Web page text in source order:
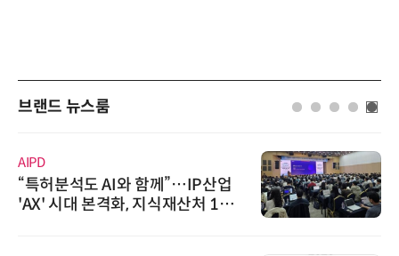
브랜드 뉴스룸
AIPD
“특허분석도 AI와 함께”…IP산업
'AX' 시대 본격화, 지식재산처 1호